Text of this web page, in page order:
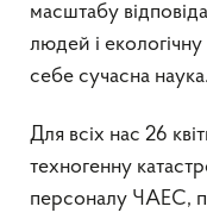
масштабу
людей і
себе сучасна наука.
Для всіх нас 26
техногенну
персоналу ЧАЕС,